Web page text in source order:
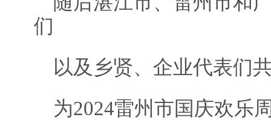
们
以及乡贤、企业代表们
为2024雷州市国庆欢乐